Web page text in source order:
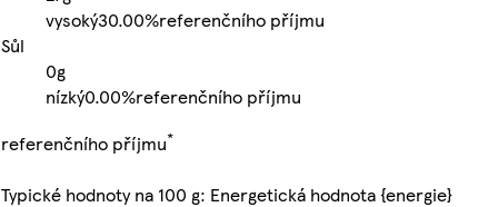
vysoký30.00%referenčního příjmu
Sůl
0g
nízký0.00%referenčního příjmu
referenčního příjmu*
Typické hodnoty na 100 g: Energetická hodnota {energie}